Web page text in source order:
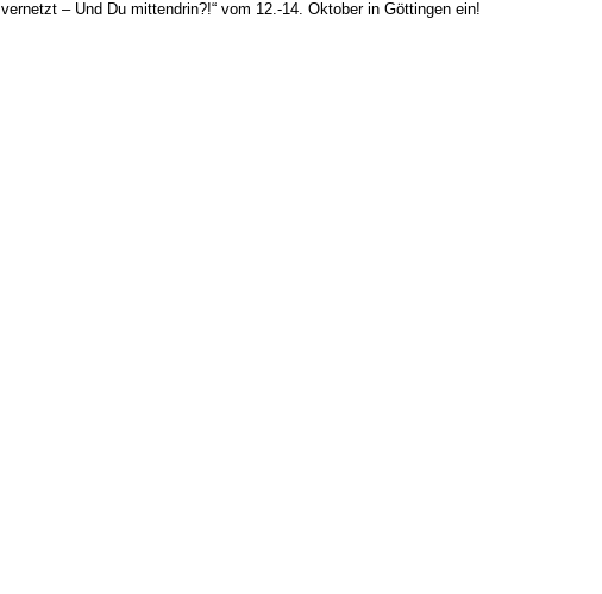
– Und Du mittendrin?!“ vom 12.-14. Oktober in Göttingen ein!